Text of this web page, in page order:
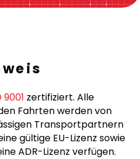
9001 zertifiziert. Alle
Fahrten werden von
Transportpartnern
gültige EU-Lizenz sowie
ADR-Lizenz verfügen.